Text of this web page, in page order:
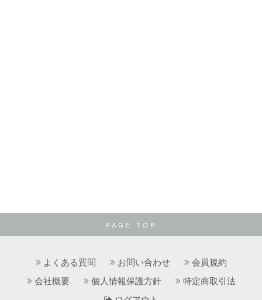
PAGE TOP
よくある質問 お問い合わせ
会員規約
会社概要
個人情報保護方針
特定商取引法